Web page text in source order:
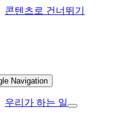
콘텐츠로 건너뛰기
Navigation
우리가 하는 일